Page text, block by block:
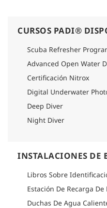
CURSOS PADI®
Scuba Refresher
Advanced Open Water
Certificación Nitrox
Digital Underwater
Deep Diver
Night Diver
INSTALACIONES DE
Libros Sobre
Estación De Recarga De
Duchas De Agua